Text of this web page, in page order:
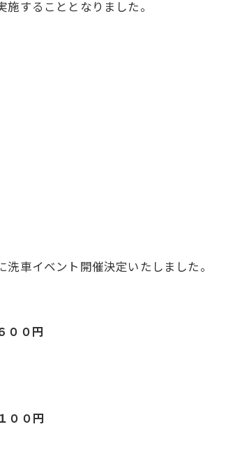
することとなりました。
車イベント開催決定いたしました。
００円
１００円